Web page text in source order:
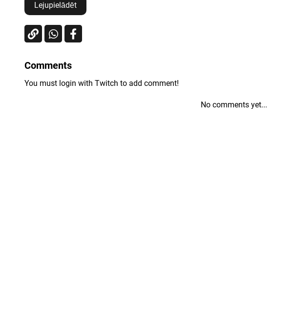
Lejupielādēt
Comments
You must login with Twitch to add comment!
No comments yet...